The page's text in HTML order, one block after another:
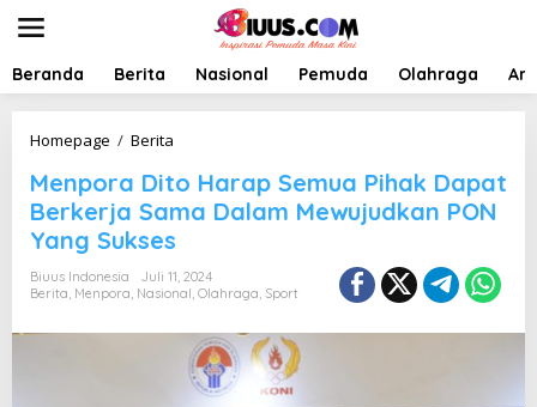
t
Beranda Berita Nasional Pemuda Olahraga
Homepage / Berita
n
p
o
r
a
D
t
Menpora Dito Harap Semua Pihak Dapat
Berkerja Sama Dalam Mewujudkan PON
Yang Sukses
Biuus Indonesia
Juli 11, 2024
Berita, Menpora, Nasional, Olahraga, Sport